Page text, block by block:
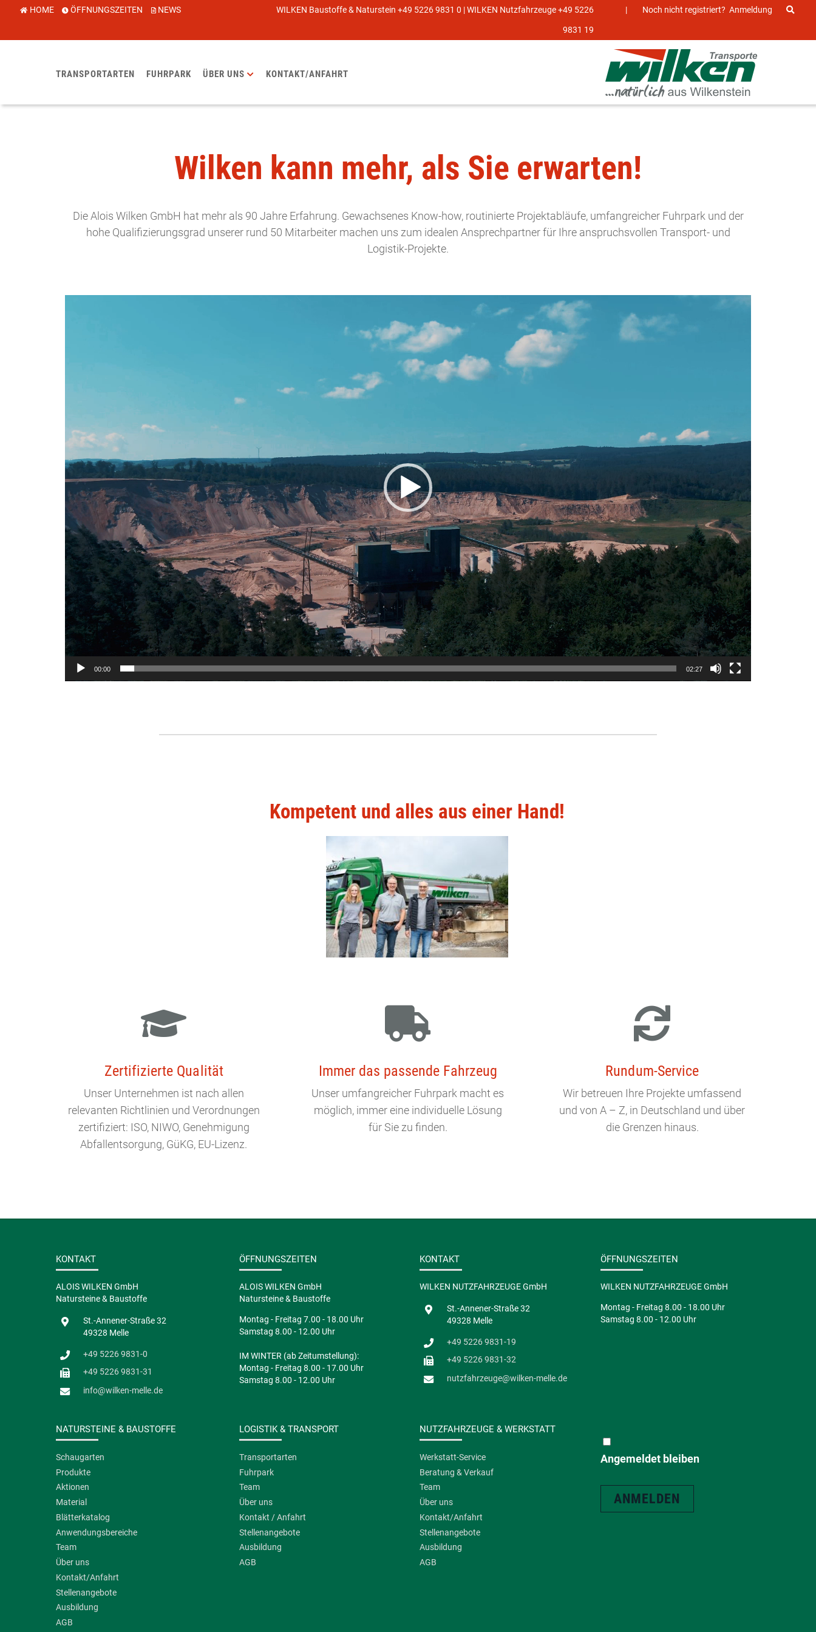
HOME ÖFFNUNGSZEITEN NEWS WILKEN Baustoffe & Naturstein +49 5226 9831 0 | WILKEN Nutzfahrzeuge +49 5226
9831 19
Anmeldung
| Noch nicht registriert?
TRANSPORTARTEN FUHRPARK ÜBER UNS KONTAKT/ANFAHRT
Wilken kann mehr, als Sie erwarten!
Die Alois Wilken GmbH hat mehr als 90 Jahre Erfahrung. Gewachsenes Know-how, routinierte Projektabläufe, umfangreicher Fuhrpark und der
hohe Qualifizierungsgrad unserer rund 50 Mitarbeiter machen uns zum idealen Ansprechpartner für Ihre anspruchsvollen Transport- und
Logistik-Projekte.
00:00 02:27
Kompetent und alles aus einer Hand!
Zertifizierte Qualität
Unser Unternehmen ist nach allen
relevanten Richtlinien und Verordnungen
zertifiziert: ISO, NIWO, Genehmigung
Abfallentsorgung, GüKG, EU-Lizenz.
Immer das passende Fahrzeug
Unser umfangreicher Fuhrpark macht es
möglich, immer eine individuelle Lösung
für Sie zu finden.
Rundum-Service
Wir betreuen Ihre Projekte umfassend
und von A – Z, in Deutschland und über
die Grenzen hinaus.
KONTAKT
ALOIS WILKEN GmbH
Natursteine & Baustoffe
St.-Annener-Straße 32
49328 Melle
+49 5226 9831-0
+49 5226 9831-31
info@wilken-melle.de
ÖFFNUNGSZEITEN
ALOIS WILKEN GmbH
Natursteine & Baustoffe
Montag - Freitag 7.00 - 18.00 Uhr
Samstag 8.00 - 12.00 Uhr
IM WINTER (ab Zeitumstellung):
Montag - Freitag 8.00 - 17.00 Uhr
Samstag 8.00 - 12.00 Uhr
KONTAKT
WILKEN NUTZFAHRZEUGE GmbH
St.-Annener-Straße 32
49328 Melle
+49 5226 9831-19
+49 5226 9831-32
nutzfahrzeuge@wilken-melle.de
ÖFFNUNGSZEITEN
WILKEN NUTZFAHRZEUGE GmbH
Montag - Freitag 8.00 - 18.00 Uhr
Samstag 8.00 - 12.00 Uhr
NATURSTEINE & BAUSTOFFE
Schaugarten
Produkte
Aktionen
Material
Blätterkatalog
Anwendungsbereiche
Team
Über uns
Kontakt/Anfahrt
Stellenangebote
Ausbildung
AGB
LOGISTIK & TRANSPORT
Transportarten
Fuhrpark
Team
Über uns
Kontakt / Anfahrt
Stellenangebote
Ausbildung
AGB
NUTZFAHRZEUGE & WERKSTATT
Werkstatt-Service
Beratung & Verkauf
Team
Über uns
Kontakt/Anfahrt
Stellenangebote
Ausbildung
AGB
Angemeldet bleiben